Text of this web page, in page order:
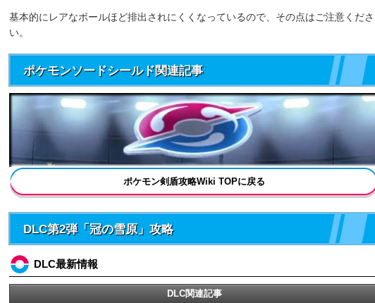
基本的にレアなボールほど排出されにくくなっているので、その点はご注意くださ
い。
ポケモンソードシールド関連記事
ポケモン剣盾攻略Wiki TOPに戻る
DLC第2弾「冠の雪原」攻略
DLC最新情報
DLC関連記事